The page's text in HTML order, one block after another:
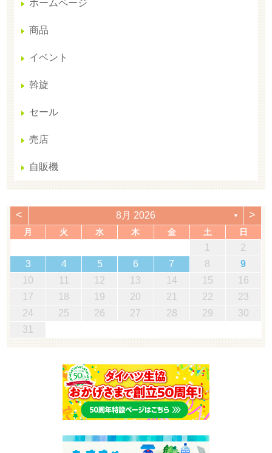
ホームページ
商品
イベント
斡旋
セール
売店
自販機
< 8月 2026 ▼ >
月 火 水 木 金 土 日
1
2
3
4 5 6 7 8
9
10
11 12 13 14 15
16
17
18 19 20 21 22
23
24
25 26 27 28 29
30
31